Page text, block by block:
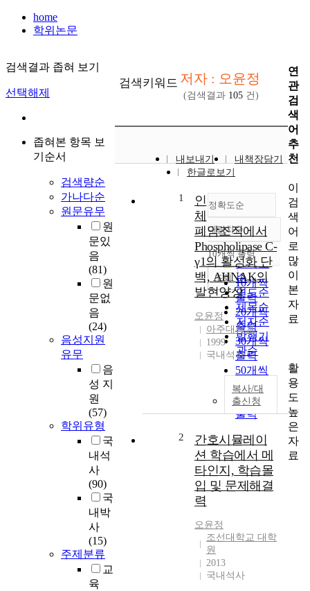
home
학위논문
검색결과 좁혀 보기
선택해제
좁혀본 항목 보
기순서
검색량순
가나다순
원문유무
원
문있
음
(81)
원
문없
음
(24)
음성지원
유무
음
성 지
원
(57)
학위유형
국
내석
사
(90)
국
내박
사
(15)
주제분류
교
육
검색키워드 저자 : 오윤정
(검색결과 105 건)
내보내기
내책장담기
한글로보기
정확도순
정확도
순
인기도
순
연도순
제목순
저자순
발행기
관순
내림차순
내림차순
10개씩 출력
10개씩
출력
20개씩
출력
30개씩
출력
50개씩
출력
100개씩
출력
조회
1
인
체
폐암조직에서
Phospholipase C-
γ1의 활성화 단
백, AHNAK의
발현양상
오윤정
아주대학교
1999
국내석사
복사/대
출신청
2
간호시뮬레이
션 학습에서 메
타인지, 학습몰
입 및 문제해결
력
오윤정
조선대학교 대학
원
2013
국내석사
연
관
검
색
어
추
천
이
검
색
어
로
많
이
본
자
료
활
용
도
높
은
자
료